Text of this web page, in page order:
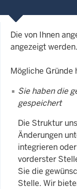
Die von Ihnen
angezeigt werden.
Mögliche Gründe
Sie haben die
gespeichert
Die Struktur
Änderungen
integrieren
vorderster
Sie die
Stelle. Wir